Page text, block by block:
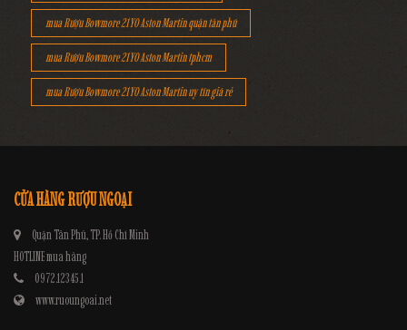
mua Rượu Bowmore 21YO Aston Martin quận tân phú
mua Rượu Bowmore 21YO Aston Martin tphcm
mua Rượu Bowmore 21YO Aston Martin uy tín giá rẻ
CỬA HÀNG RƯỢU NGOẠI
Quận Tân Phú, TP. Hồ Chí Minh
HOTLINE mua hàng
0972.12345.1
www.ruoungoai.net